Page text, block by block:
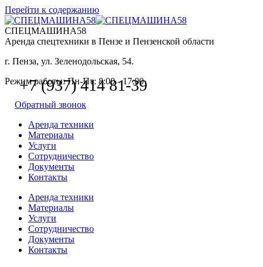
Перейти к содержанию
СПЕЦМАШИНА58
Аренда спецтехники в Пензе и Пензенской области
г. Пенза, ул. Зеленодольская, 54.
Режим работы: Пн-Пт: 8:00 - 17:00
+7 (937) 414 81-39
Обратный звонок
Аренда техники
Материалы
Услуги
Сотрудничество
Документы
Контакты
Аренда техники
Материалы
Услуги
Сотрудничество
Документы
Контакты